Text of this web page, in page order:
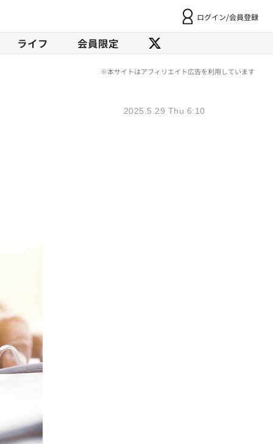
ログイン/会員登録
ライフ 会員限定
2025.5.29 Thu 6:10